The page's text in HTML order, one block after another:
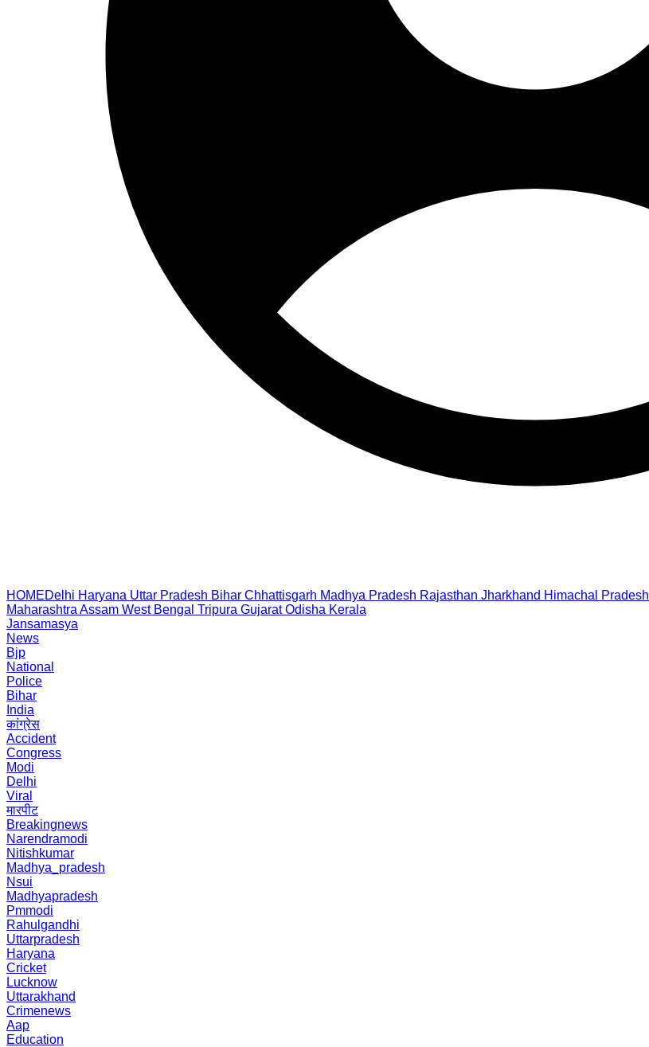
HOMEDelhi Haryana Uttar Pradesh Bihar Chhattisgarh Madhya Pradesh Rajasthan Jharkhand Himachal Pradesh
Maharashtra Assam West Bengal Tripura Gujarat Odisha Kerala
Jansamasya
News
Bjp
National
Police
Bihar
India
कांग्रेस
Accident
Congress
Modi
Delhi
Viral
मारपीट
Breakingnews
Narendramodi
Nitishkumar
Madhya_pradesh
Nsui
Madhyapradesh
Pmmodi
Rahulgandhi
Uttarpradesh
Haryana
Cricket
Lucknow
Uttarakhand
Crimenews
Aap
Education